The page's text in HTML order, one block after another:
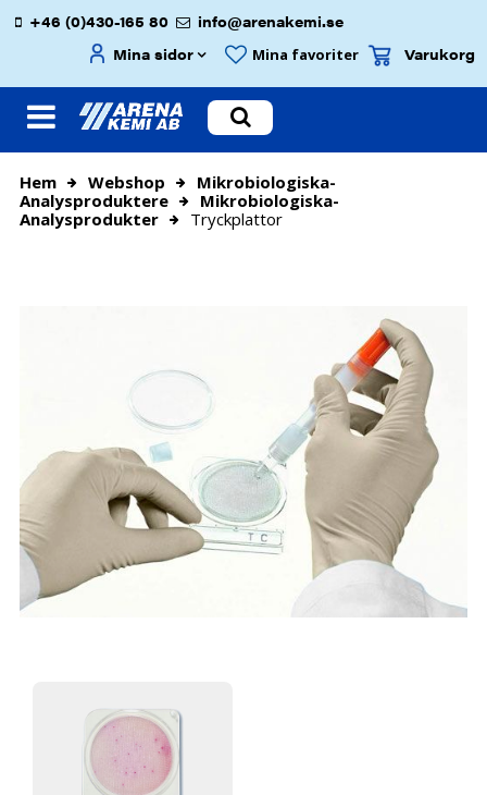
+46 (0)430-165 80
info@arenakemi.se
Mina sidor
Mina favoriter Varukorg
Hem Webshop
Mikrobiologiska-
Analysproduktere
Mikrobiologiska-
Analysprodukter
Tryckplattor